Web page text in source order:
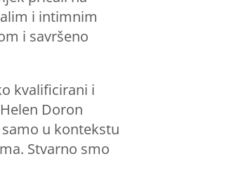
i intimnim
i savršeno
kvalificirani i
Doron
u kontekstu
Stvarno smo